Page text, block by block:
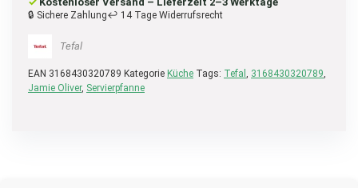
🔒 Sichere Zahlung↩ 14 Tage Widerrufsrecht
Tefal
EAN 3168430320789 Kategorie Küche Tags: Tefal , 3168430320789,
Jamie Oliver, Servierpfanne